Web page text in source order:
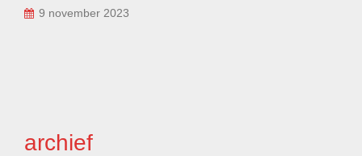
9 november 2023
archief